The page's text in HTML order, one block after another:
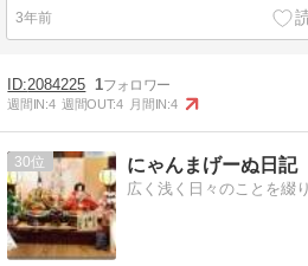
3年前
2084225 1
週間IN:4 週間OUT:4 月間IN:4
30 にゃんまげーぬ日記
広く浅く日々のことを綴